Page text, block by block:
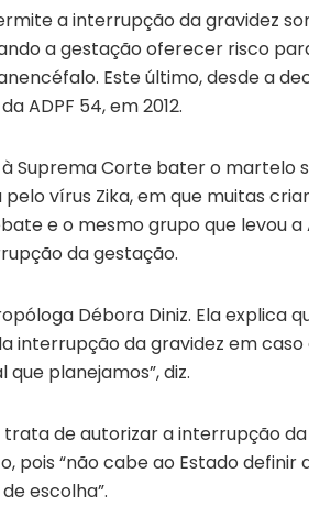
a interrupção da gravidez
a gestação oferecer risco
Este último, desde a
ADPF 54, em 2012.
Suprema Corte bater o martelo
vírus Zika, em que muitas
e o mesmo grupo que levou a
da gestação.
Débora Diniz. Ela explica
interrupção da gravidez em caso
planejamos”, diz.
trata de autorizar a interrupção
pois “não cabe ao Estado definir
escolha”.